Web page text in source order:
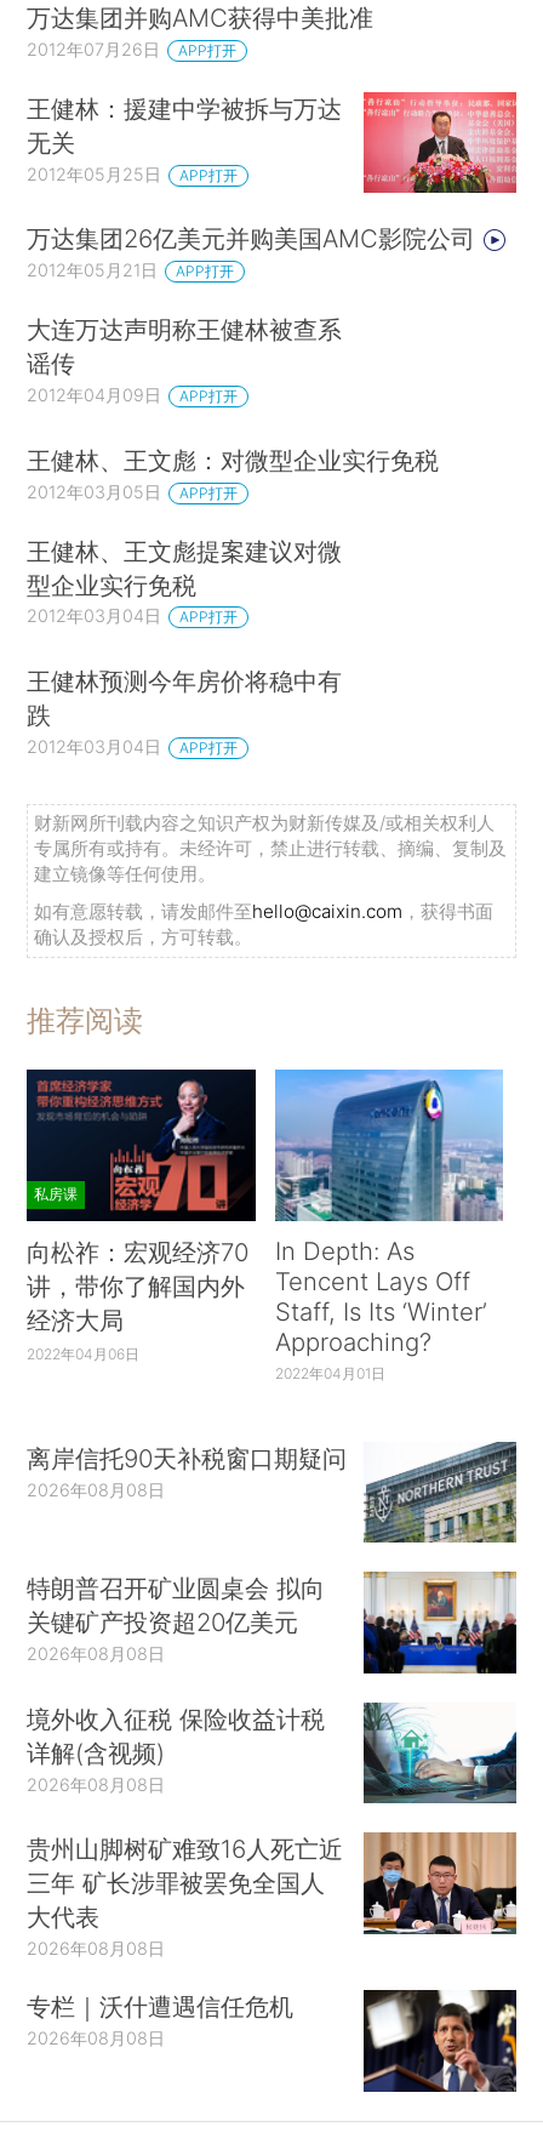
万达集团并购AMC获得中美批准
2012年07月26日 APP打开
王健林：援建中学被拆与万达
无关
2012年05月25日 APP打开
万达集团26亿美元并购美国AMC影院公司
2012年05月21日 APP打开
大连万达声明称王健林被查系
谣传
2012年04月09日 APP打开
王健林、王文彪：对微型企业实行免税
2012年03月05日 APP打开
王健林、王文彪提案建议对微
型企业实行免税
2012年03月04日 APP打开
王健林预测今年房价将稳中有
跌
2012年03月04日 APP打开
财新网所刊载内容之知识产权为财新传媒及/或相关权利人
专属所有或持有。未经许可，禁止进行转载、摘编、复制及
建立镜像等任何使用。
如有意愿转载，请发邮件至hello@caixin.com ，获得书面
确认及授权后，方可转载。
推荐阅读
私房课
向松祚：宏观经济70
讲，带你了解国内外
经济大局
2022年04月06日
In Depth: As
Tencent Lays Off
Staff, Is Its ‘Winter’
Approaching?
2022年04月01日
离岸信托90天补税窗口期疑问
2026年08月08日
特朗普召开矿业圆桌会 拟向
关键矿产投资超20亿美元
2026年08月08日
境外收入征税 保险收益计税
详解(含视频)
2026年08月08日
贵州山脚树矿难致16人死亡近
三年 矿长涉罪被罢免全国人
大代表
2026年08月08日
专栏｜沃什遭遇信任危机
2026年08月08日